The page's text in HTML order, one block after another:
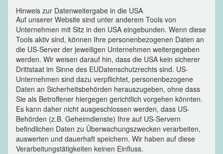
Hinweis zur Datenweitergabe in die USA
Auf unserer Website sind unter anderem Tools von
Unternehmen mit Sitz in den USA eingebunden. Wenn diese
Tools aktiv sind, können Ihre personenbezogenen Daten an
die US-Server der jeweiligen Unternehmen weitergegeben
werden. Wir weisen darauf hin, dass die USA kein sicherer
Drittstaat im Sinne des EUDatenschutzrechts sind. US-
Unternehmen sind dazu verpflichtet, personenbezogene
Daten an Sicherheitsbehörden herauszugeben, ohne dass
Sie als Betroffener hiergegen gerichtlich vorgehen könnten.
Es kann daher nicht ausgeschlossen werden, dass US-
Behörden (z.B. Geheimdienste) Ihre auf US-Servern
befindlichen Daten zu Überwachungszwecken verarbeiten,
auswerten und dauerhaft speichern. Wir haben auf diese
Verarbeitungstätigkeiten keinen Einfluss.